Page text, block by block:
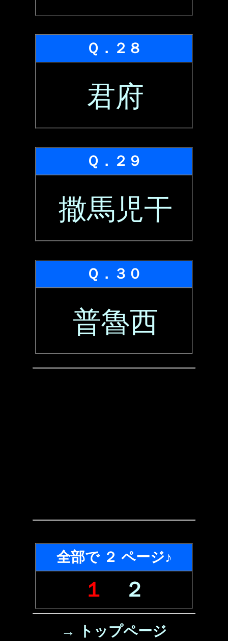
Ｑ．２８
君府
Ｑ．２９
撒馬児干
Ｑ．３０
普魯西
全部で ２ ページ♪
１ ２
→ トップページ